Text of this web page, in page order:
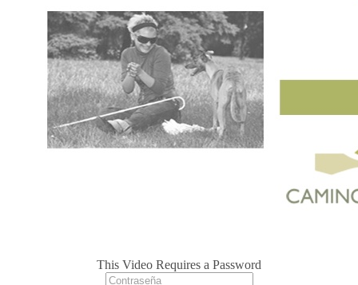
This Video Requires a Password